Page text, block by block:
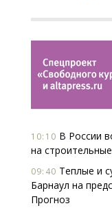
10:10 В России
на
09:40 Теплые и
Барнаул на
Прогноз